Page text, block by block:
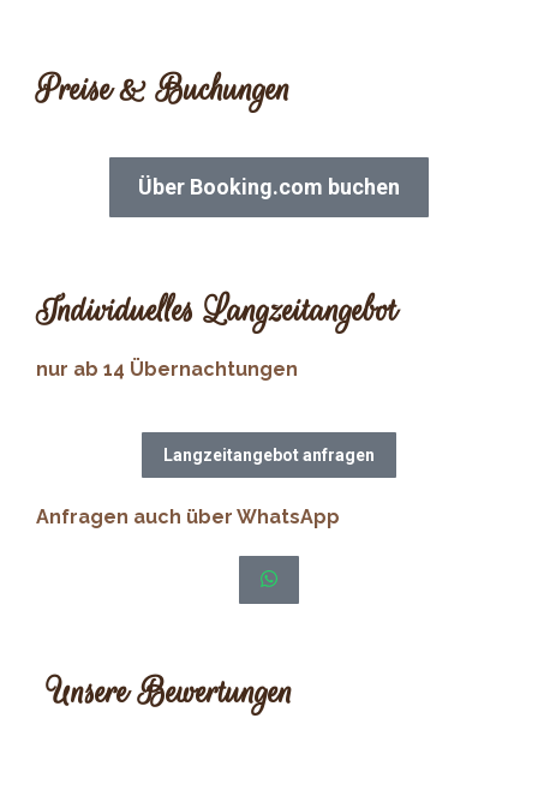
Preise & Buchungen
Über Booking.com buchen
Individuelles Langzeitangebot
nur ab 14 Übernachtungen
Langzeitangebot anfragen
Anfragen auch über WhatsApp
Unsere Bewertungen